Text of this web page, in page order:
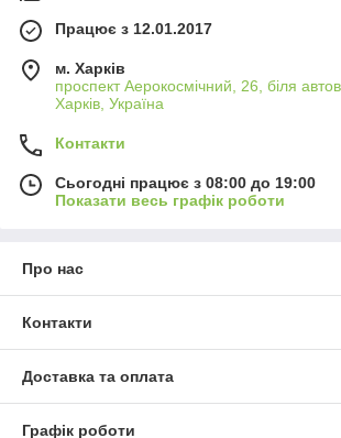
Працює з 12.01.2017
м. Харків
проспект Аерокосмічний, 26, біля
Харків, Україна
Контакти
Сьогодні працює з 08:00 до 19:00
Показати весь графік роботи
Про нас
Контакти
Доставка та оплата
Графік роботи